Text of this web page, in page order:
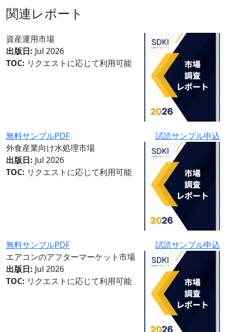
関連レポート
資産運用市場
出版日: Jul 2026
TOC: リクエストに応じて利用可能
無料サンプルPDF
試読サンプル申込
外食産業向け水処理市場
出版日: Jul 2026
TOC: リクエストに応じて利用可能
無料サンプルPDF
試読サンプル申込
エアコンのアフターマーケット市場
出版日: Jul 2026
TOC: リクエストに応じて利用可能